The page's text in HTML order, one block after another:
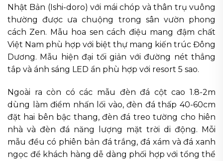
Nhật Bản (Ishi-doro) với mái chóp và thân trụ vuông
thường được ưa chuộng trong sân vườn phong
cách Zen. Mẫu hoa sen cách điệu mang đậm chất
Việt Nam phù hợp với biệt thự mang kiến trúc Đông
Dương. Mẫu hiện đại tối giản với đường nét thẳng
tắp và ánh sáng LED ẩn phù hợp với resort 5 sao.
Ngoài ra còn có các mẫu đèn đá cột cao 1.8-2m
dùng làm điểm nhấn lối vào, đèn đá thấp 40-60cm
đặt hai bên bậc thang, đèn đá treo tường cho hiên
nhà và đèn đá năng lượng mặt trời di động. Mỗi
mẫu đều có phiên bản đá trắng, đá xám và đá xanh
ngọc để khách hàng dễ dàng phối hợp với tổng thể